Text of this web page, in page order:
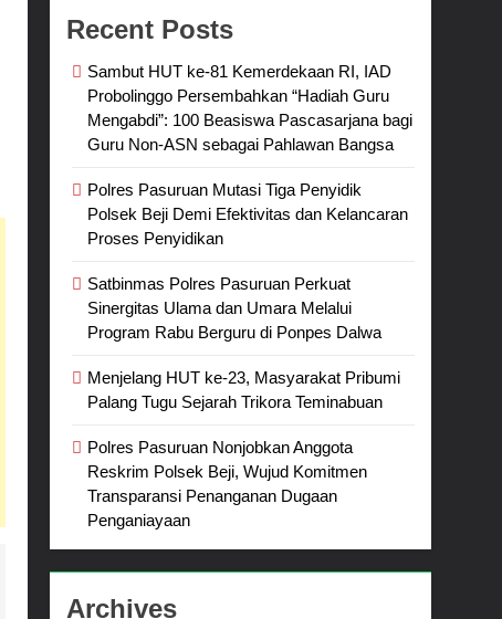
Recent Posts
Sambut HUT ke-81 Kemerdekaan RI, IAD
Probolinggo Persembahkan “Hadiah Guru
Mengabdi”: 100 Beasiswa Pascasarjana bagi
Guru Non-ASN sebagai Pahlawan Bangsa
Polres Pasuruan Mutasi Tiga Penyidik
Polsek Beji Demi Efektivitas dan Kelancaran
Proses Penyidikan
Satbinmas Polres Pasuruan Perkuat
Sinergitas Ulama dan Umara Melalui
Program Rabu Berguru di Ponpes Dalwa
Menjelang HUT ke-23, Masyarakat Pribumi
Palang Tugu Sejarah Trikora Teminabuan
Polres Pasuruan Nonjobkan Anggota
Reskrim Polsek Beji, Wujud Komitmen
Transparansi Penanganan Dugaan
Penganiayaan
Archives